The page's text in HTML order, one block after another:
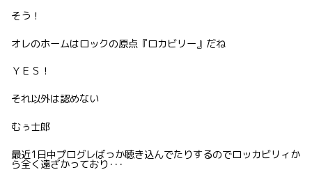
そう！
オレのホームはロックの原点『ロカビリー』だね
ＹＥＳ！
それ以外は認めない
むぅ士郎
最近1日中プログレばっか聴き込んでたりするのでロッカビリィか
ら全く遠ざかっており･･･